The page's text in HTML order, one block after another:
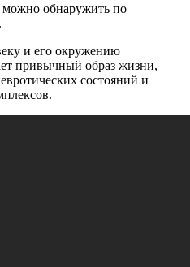
можно обнаружить по
и его окружению
привычный образ жизни,
состояний и